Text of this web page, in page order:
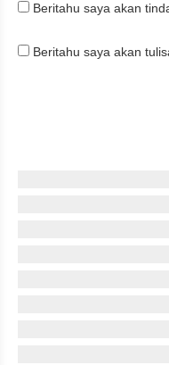
Beritahu saya akan
Beritahu saya akan